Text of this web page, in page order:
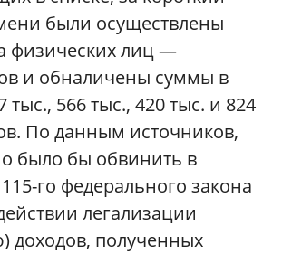
были осуществлены
физических лиц —
и обналичены суммы в
тыс., 566 тыс., 420 тыс. и 824
По данным источников,
было бы обвинить в
го федерального закона
легализации
доходов, полученных